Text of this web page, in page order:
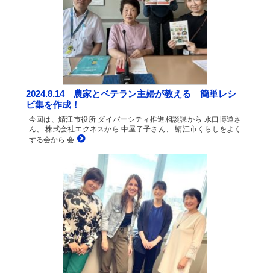
2024.8.14 農家とベテラン主婦が教える 簡単レシ
ピ集を作成！
今回は、鯖江市役所 ダイバーシティ推進相談課から 水口博道さ
ん、 株式会社エクネスから 中屋了子さん、 鯖江市くらしをよく
する会から 会